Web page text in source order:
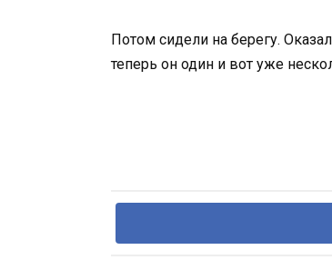
Потом сидели на берегу.
теперь он один и вот уже